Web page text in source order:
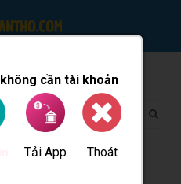
không cần tài khoản
Tải App Thoát